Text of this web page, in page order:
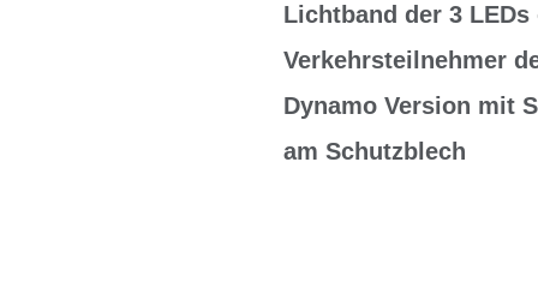
Lichtband der 3
Verkehrsteilnehmer
Dynamo Version mit
am Schutzblech